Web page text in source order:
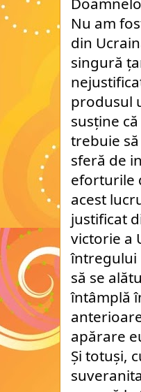
Nu am
din
singură
produsul
susține
trebuie
sferă de
eforturile
acest
justificat
victorie a
întregului
să se
întâmplă
apărare
Și totuși,